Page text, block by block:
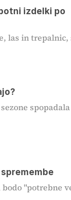
izdelki po
las in trepalnic,
"potrebne